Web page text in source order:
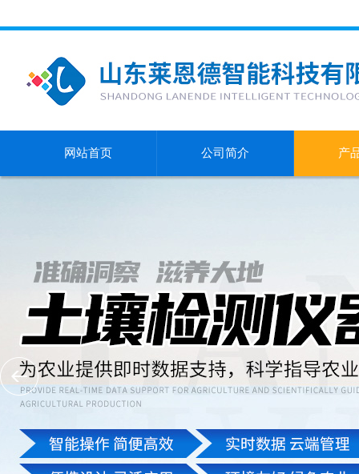
网站首页 公司简介 产